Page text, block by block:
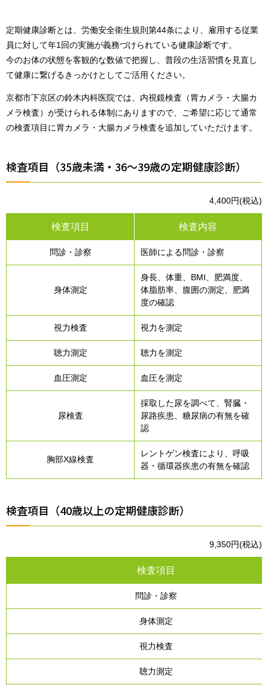
定期健康診断とは、労働安全衛生規則第44条により、雇用する従業
員に対して年1回の実施が義務づけられている健康診断です。
今のお体の状態を客観的な数値で把握し、普段の生活習慣を見直し
て健康に繋げるきっかけとしてご活用ください。
京都市下京区の鈴木内科医院では、内視鏡検査（胃カメラ・大腸カ
メラ検査）が受けられる体制にありますので、ご希望に応じて通常
の検査項目に胃カメラ・大腸カメラ検査を追加していただけます。
検査項目（35歳未満・36～39歳の定期健康診断）
4,400円(税込)
検査項目 検査内容
問診・診察 医師による問診・診察
身体測定
身長、体重、BMI、肥満度、
体脂肪率、腹囲の測定、肥満
度の確認
視力検査 視力を測定
聴力測定 聴力を測定
血圧測定 血圧を測定
尿検査
採取した尿を調べて、腎臓・
尿路疾患、糖尿病の有無を確
認
胸部X線検査
レントゲン検査により、呼吸
器・循環器疾患の有無を確認
検査項目（40歳以上の定期健康診断）
9,350円(税込)
検査項目
問診・診察
身体測定
視力検査
聴力測定